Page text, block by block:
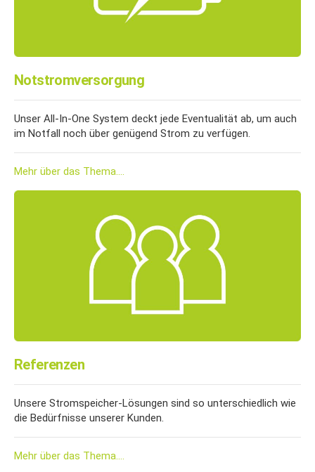
Notstromversorgung
Unser All-In-One System deckt jede Eventualität ab, um auch
im Notfall noch über genügend Strom zu verfügen.
Mehr über das Thema....
Referenzen
Unsere Stromspeicher-Lösungen sind so unterschiedlich wie
die Bedürfnisse unserer Kunden.
Mehr über das Thema....